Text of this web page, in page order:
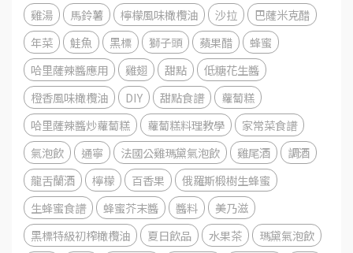
雞湯 馬鈴薯 檸檬風味橄欖油 沙拉
巴薩米克醋
年菜
鮭魚 黑標 獅子頭 蘋果醋
蜂蜜
哈里薩辣醬應用
雞翅 甜點
低糖花生醬
橙香風味橄欖油
DIY 甜點食譜
蘿蔔糕
哈里薩辣醬炒蘿蔔糕
蘿蔔糕料理教學
家常菜食譜
氣泡飲
通寧 法國公雞瑪黛氣泡飲 雞尾酒
調酒
龍舌蘭酒
檸檬 百香果
俄羅斯椴樹生蜂蜜
生蜂蜜食譜
蜂蜜芥末醬 醬料
美乃滋
黑標特級初榨橄欖油
夏日飲品 水果茶
瑪黛氣泡飲